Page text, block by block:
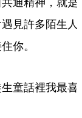
見許多陌生人
你。
童話裡我最喜